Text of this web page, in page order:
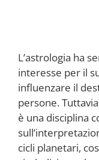
L’astrologia ha
interesse per il
influenzare il
persone.
è una disciplina
cicli planetari,